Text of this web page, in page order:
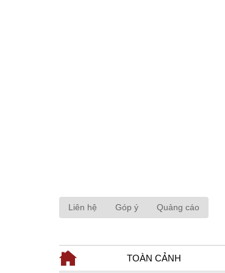
Liên hệ Góp ý Quảng cáo
TOÀN CẢNH